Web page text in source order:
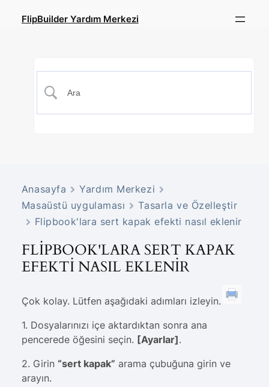
FlipBuilder Yardım Merkezi
Anasayfa
Yardım Merkezi
Masaüstü uygulaması
Tasarla ve Özelleştir
Flipbook'lara sert kapak efekti nasıl eklenir
FLIPBOOK'LARA SERT KAPAK
EFEKTI NASIL EKLENIR
Çok kolay. Lütfen aşağıdaki adımları izleyin.
1. Dosyalarınızı içe aktardıktan sonra ana
pencerede öğesini seçin. [Ayarlar].
2. Girin “sert kapak” arama çubuğuna girin ve
arayın.